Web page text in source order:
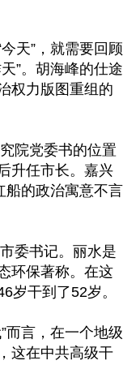
天”，就需要回顾
”。胡海峰的仕途
权力版图重组的
院党委书的位置
升任市长。嘉兴
船的政治寓意不言
委书记。丽水是
环保著称。在这
岁干到了52岁。
而言，在一个地级
这在中共高级干